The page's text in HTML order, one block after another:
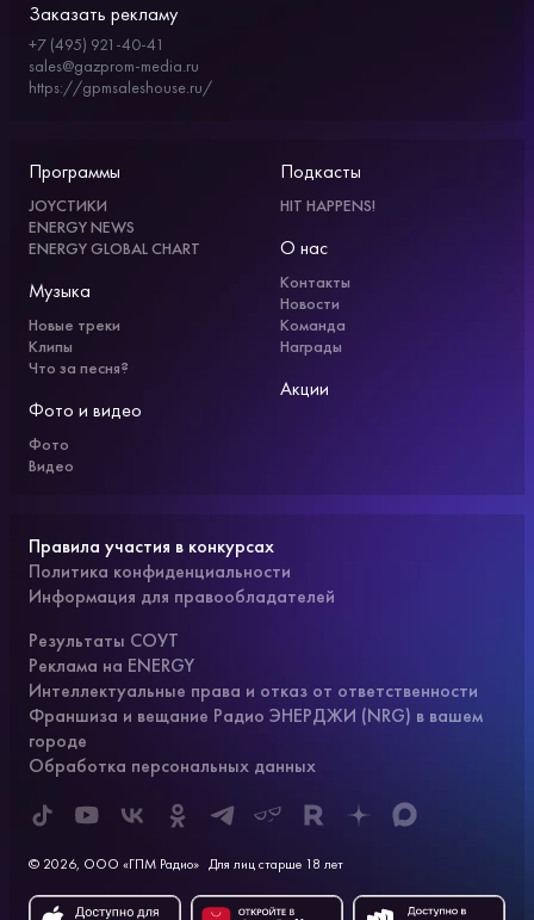
Заказать рекламу
+7 (495) 921-40-41
sales@gazprom-media.ru
https://gpmsaleshouse.ru/
Программы
JOYСТИКИ
ENERGY NEWS
ENERGY GLOBAL CHART
Музыка
Новые треки
Клипы
Что за песня?
Фото и видео
Фото
Видео
Подкасты
HIT HAPPENS!
О нас
Контакты
Новости
Команда
Награды
Акции
Правила участия в конкурсах
Политика конфиденциальности
Информация для правообладателей
Результаты СОУТ
Реклама на ENERGY
Интеллектуальные права и отказ от ответственности
Франшиза и вещание Радио ЭНЕРДЖИ (NRG) в вашем
городе
Обработка персональных данных
© 2026, ООО «ГПМ Радио» Для лиц старше 18 лет